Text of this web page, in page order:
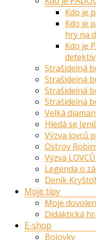
Kdo je
Kdo je
hry na
Kdo je
Strašidelná
Strašidelná
Strašidelná
Strašidelná
Velká
Hledá se
Výzva lovců
Ostrov
Výzva
Legenda o
Deník
Moje tipy
Moje
Didaktická
E-shop
Bojovky